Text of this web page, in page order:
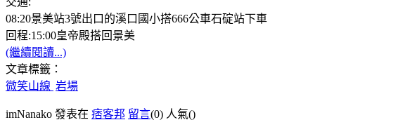
08:20景美站3號出口的溪口國小搭666公車石碇站下車
回程:15:00皇帝殿搭回景美
(繼續閱讀...)
文章標籤：
微笑山線 岩場
imNanako 發表在 痞客邦 留言(0) 人氣()